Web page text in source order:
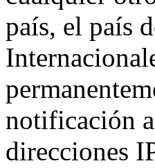
país, el país
notificación
direcciones